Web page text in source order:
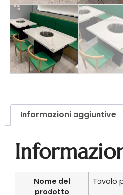
Informazioni aggiuntive
Nome del
prodotto
Tavolo